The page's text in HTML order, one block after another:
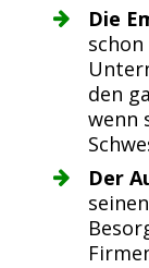
Die
den
wenn
Der